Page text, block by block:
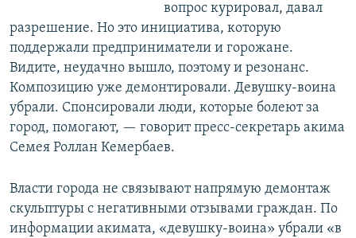
вопрос курировал, давал
разрешение. Но это инициатива, которую
поддержали предприниматели и горожане.
Видите, неудачно вышло, поэтому и резонанс.
Композицию уже демонтировали. Девушку-воина
убрали. Спонсировали люди, которые болеют за
город, помогают, — говорит пресс-секретарь акима
Семея Роллан Кемербаев.
Власти города не связывают напрямую демонтаж
скульптуры с негативными отзывами граждан. По
информации акимата, «девушку-воина» убрали «в